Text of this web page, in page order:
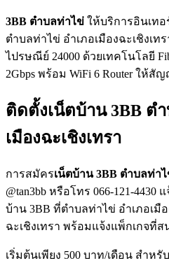
3BB ตำบลท่าไข่ ให้บริการอินเท
ตำบลท่าไข่ อำเภอเมืองฉะเชิงเท
ไปรษณีย์ 24000 ด้วยเทคโนโลยี
2Gbps พร้อม WiFi 6 Router ให้
ติดตั้งเน็ตบ้าน 3BB ต
เมืองฉะเชิงเทรา
การสมัครเน็ตบ้าน 3BB ตำบลท่า
@tan3bb หรือโทร 066-121-
บ้าน 3BB ที่ตำบลท่าไข่ อำเภอเมื
ฉะเชิงเทรา พร้อมแจ้งแพ็กเกจที่ส
เริ่มต้นเพียง 500 บาท/เดือน สำหรั